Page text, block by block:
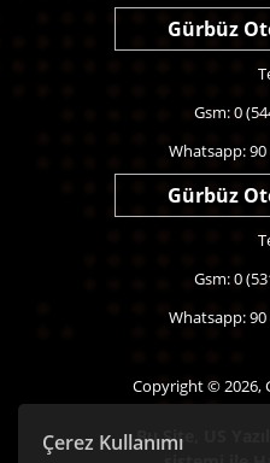
Çerez Kullanımı
Gürbüz
Gsm: 0
Whatsapp: 90
Gürbüz
Gsm: 0
Whatsapp: 90
Copyright ©
Bu Site,